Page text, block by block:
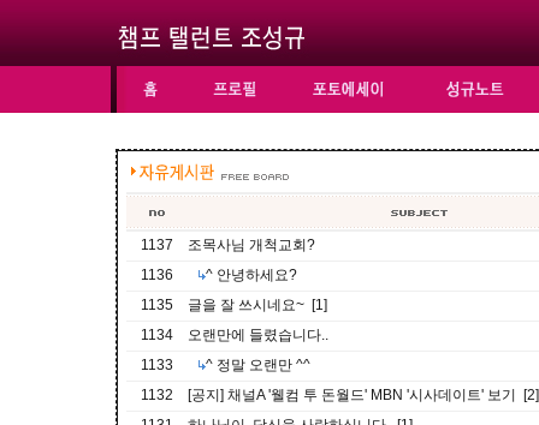
1137
조목사님 개척교회?
1136
^ 안녕하세요?
1135
글을 잘 쓰시네요~ [1]
1134
오랜만에 들렸습니다..
1133
^ 정말 오랜만 ^^
1132
[공지] 채널A '웰컴 투 돈월드' MBN '시사데이트' 보기 [2]